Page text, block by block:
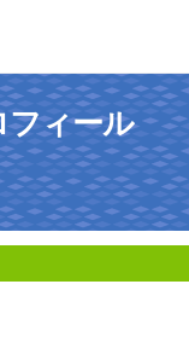
フィール